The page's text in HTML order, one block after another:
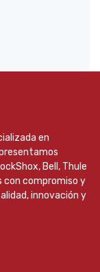
en
Bell, Thule
con compromiso y
innovación y